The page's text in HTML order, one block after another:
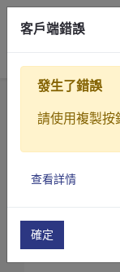
產品介紹
產業解決方案
關於元錩
首頁
產品
工業製程中
脫水設備
單板廂式 /
客戶端錯誤
發生了錯誤
請使用複製按
查看詳情
確定